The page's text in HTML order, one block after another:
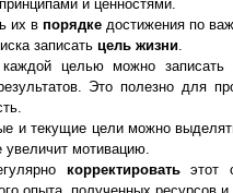
и ценностями.
их в порядке достижения по
записать цель жизни.
целью можно
Это полезно для
и текущие цели можно
увеличит мотивацию.
корректироватьэтот